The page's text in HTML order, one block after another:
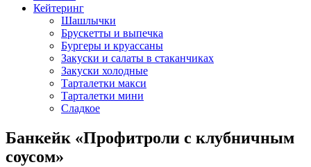
Кейтеринг
Шашлычки
Брускетты и выпечка
Бургеры и круассаны
Закуски и салаты в стаканчиках
Закуски холодные
Тарталетки макси
Тарталетки мини
Сладкое
Банкейк «Профитроли с клубничным
соусом»